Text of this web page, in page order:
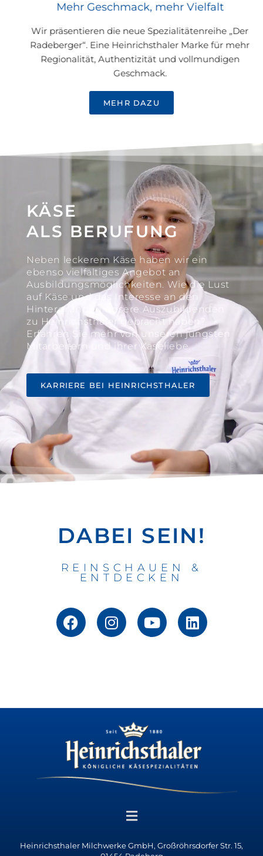
Mehr Geschmack, mehr Vielfalt
Wir präsentieren die neue Spezialitätenreihe „Der
Radeberger“. Eine Heinrichsthaler Marke für mehr
Regionalität, Authentizität und vollmundigen
Geschmack.
MEHR DAZU
KÄSE
ALS BERUFUNG
Neben leckerem Käse haben wir ein
ebenso vielfältiges Angebot an
Ausbildungsmöglichkeiten. Wie die Lust
auf Käse und das Interesse an den
Hintergründen unsere Auszubildenden
zu Heinrichsthaler gebracht haben?
Erfahren Sie mehr von unseren jüngsten
Mitarbeitern und ihrer Käseliebe.
KARRIERE BEI HEINRICHSTHALER
DABEI SEIN!
REINSCHAUEN &
ENTDECKEN
Heinrichsthaler Milchwerke GmbH, Großröhrsdorfer Str. 15,